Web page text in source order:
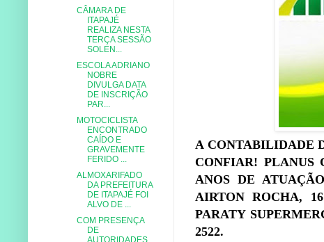
A CONTABILIDADE
CONFIAR! PLANUS
ANOS DE
AIRTON ROCHA,
PARATY
2522.
CÂMARA DE
ITAPAJÉ
REALIZA NESTA
TERÇA SESSÃO
SOLEN...
ESCOLA ADRIANO
NOBRE
DIVULGA DATA
DE INSCRIÇÃO
PAR...
MOTOCICLISTA
ENCONTRADO
CAÍDO E
GRAVEMENTE
FERIDO ...
ALMOXARIFADO
DA PREFEITURA
DE ITAPAJÉ FOI
ALVO DE ...
COM PRESENÇA
DE
AUTORIDADES